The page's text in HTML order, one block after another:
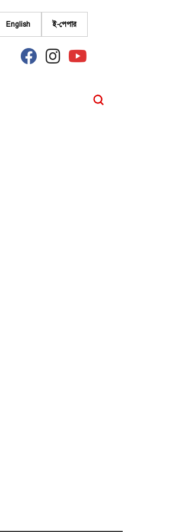
English ই-পেপার
fab
fa-
fab
fa-
fab
fa-